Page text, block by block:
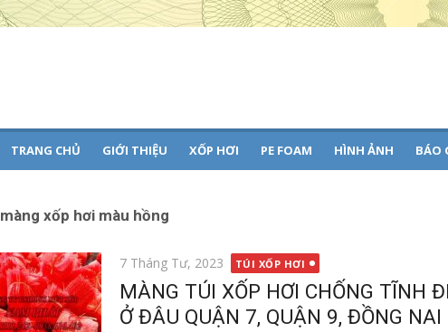
TRANG CHỦ GIỚI THIỆU XỐP HƠI PE FOAM HÌNH ẢNH BÁO
màng xốp hơi màu hồng
Đăng
vào
7 Tháng Tư, 2023 TÚI XỐP HƠI
MÀNG TÚI XỐP HƠI CHỐNG TĨNH
Ở ĐÂU QUẬN 7, QUẬN 9, ĐỒNG NAI